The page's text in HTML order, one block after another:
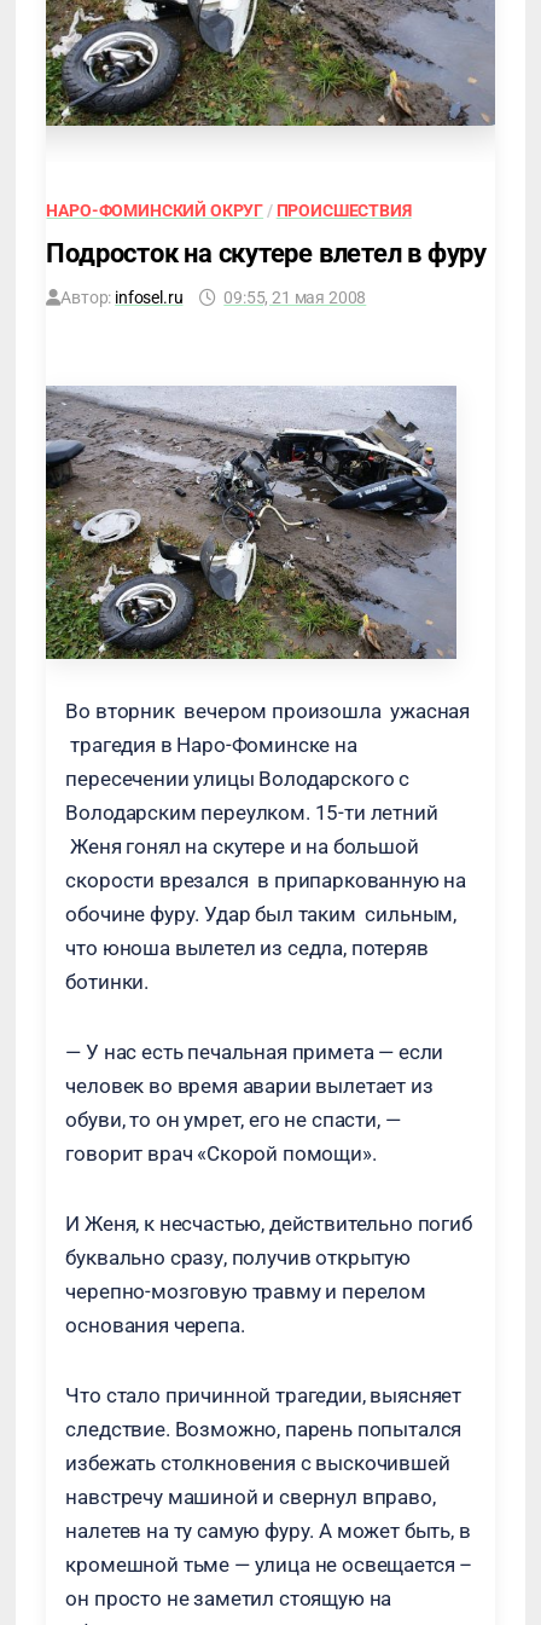
НАРО-ФОМИНСКИЙ ОКРУГ/ ПРОИСШЕСТВИЯ
Подросток на скутере влетел в фуру
Автор: infosel.ru 09:55, 21 мая 2008
Во вторник вечером произошла ужасная
трагедия в Наро-Фоминске на
пересечении улицы Володарского с
Володарским переулком. 15-ти летний
Женя гонял на скутере и на большой
скорости врезался в припаркованную на
обочине фуру. Удар был таким сильным,
что юноша вылетел из седла, потеряв
ботинки.
— У нас есть печальная примета — если
человек во время аварии вылетает из
обуви, то он умрет, его не спасти, —
говорит врач «Скорой помощи».
И Женя, к несчастью, действительно погиб
буквально сразу, получив открытую
черепно-мозговую травму и перелом
основания черепа.
Что стало причинной трагедии, выясняет
следствие. Возможно, парень попытался
избежать столкновения с выскочившей
навстречу машиной и свернул вправо,
налетев на ту самую фуру. А может быть, в
кромешной тьме — улица не освещается –
он просто не заметил стоящую на